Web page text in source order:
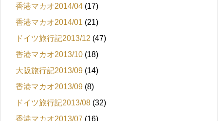
香港マカオ2014/04 (17)
香港マカオ2014/01 (21)
ドイツ旅行記2013/12 (47)
香港マカオ2013/10 (18)
大阪旅行記2013/09 (14)
香港マカオ2013/09 (8)
ドイツ旅行記2013/08 (32)
香港マカオ2013/07 (16)